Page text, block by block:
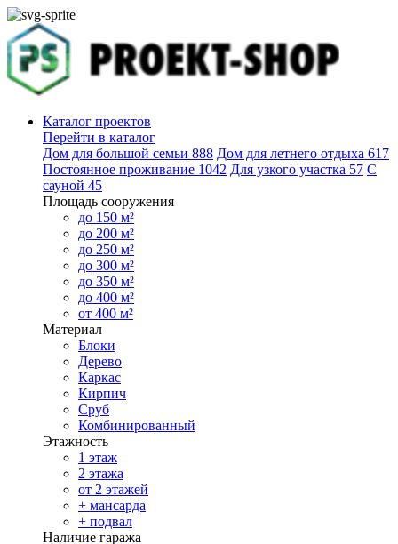
Каталог проектов
Перейти в каталог
Дом для большой семьи 888 Дом для летнего отдыха 617
Постоянное проживание 1042 Для узкого участка 57 С
сауной 45
Площадь сооружения
до 150 м²
до 200 м²
до 250 м²
до 300 м²
до 350 м²
до 400 м²
от 400 м²
Материал
Блоки
Дерево
Каркас
Кирпич
Сруб
Комбинированный
Этажность
1 этаж
2 этажа
от 2 этажей
+ мансарда
+ подвал
Наличие гаража